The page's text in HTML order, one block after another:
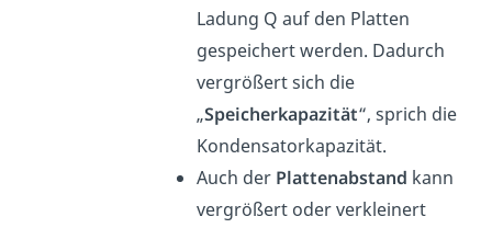
Ladung Q auf den Platten
gespeichert werden. Dadurch
vergrößert sich die
„Speicherkapazität“, sprich die
Kondensatorkapazität.
Auch der Plattenabstand kann
vergrößert oder verkleinert